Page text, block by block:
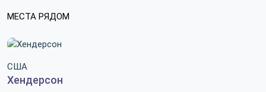
МЕСТА РЯДОМ
США
Хендерсон